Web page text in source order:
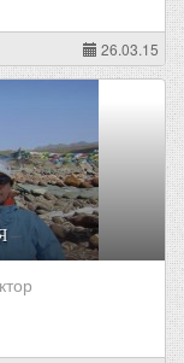
26.03.15